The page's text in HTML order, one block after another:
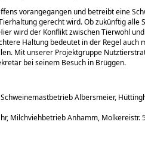
vorangegangen und betreibt eine
gerecht wird. Ob zukünftig alle
wird der Konflikt zwischen Tierwohl
Haltung bedeutet in der Regel auch
Mit unserer Projektgruppe
bei seinem Besuch in Brüggen.
Albersmeier,
Milchviehbetrieb Anhamm, Molkereistr.